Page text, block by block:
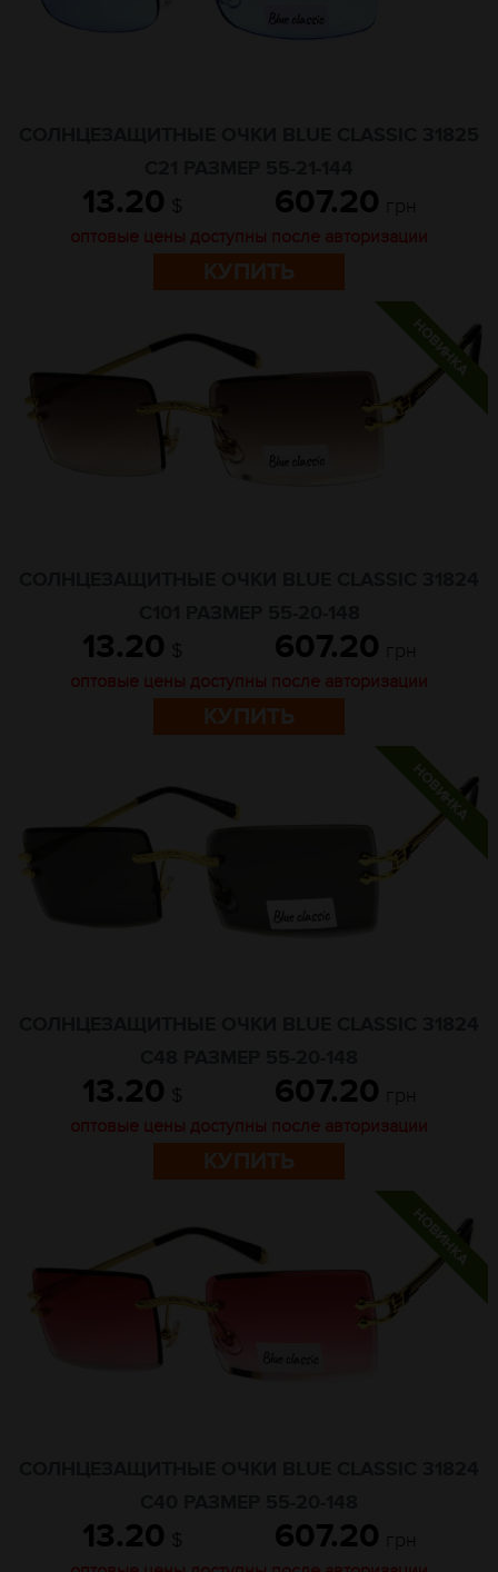
13.20 $ 607.20 грн
оптовые цены доступны после авторизации
КУПИТЬ
13.20 $ 607.20 грн
оптовые цены доступны после авторизации
КУПИТЬ
13.20 $ 607.20 грн
оптовые цены доступны после авторизации
КУПИТЬ
13.20 $ 607.20 грн